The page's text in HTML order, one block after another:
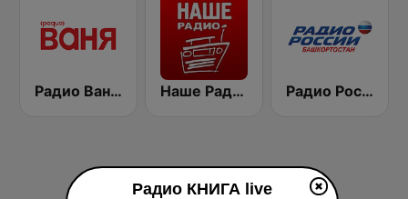
Радио Ваня (Radio Vanya) Наше Радио (Radio Nashe) Радио России (Radio Rossii) Вести Vesti
Радио КНИГА live